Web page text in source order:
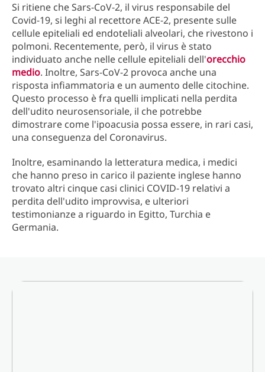
Si ritiene che Sars-CoV-2, il virus responsabile del
Covid-19, si leghi al recettore ACE-2, presente sulle
cellule epiteliali ed endoteliali alveolari, che rivestono i
polmoni. Recentemente, però, il virus è stato
individuato anche nelle cellule epiteliali dell'orecchio
medio. Inoltre, Sars-CoV-2 provoca anche una
risposta infiammatoria e un aumento delle citochine.
Questo processo è fra quelli implicati nella perdita
dell'udito neurosensoriale, il che potrebbe
dimostrare come l'ipoacusia possa essere, in rari casi,
una conseguenza del Coronavirus.
Inoltre, esaminando la letteratura medica, i medici
che hanno preso in carico il paziente inglese hanno
trovato altri cinque casi clinici COVID-19 relativi a
perdita dell'udito improvvisa, e ulteriori
testimonianze a riguardo in Egitto, Turchia e
Germania.